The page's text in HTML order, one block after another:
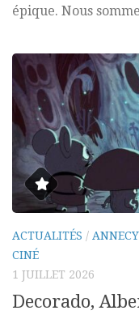
épique. Nous
ACTUALITÉS / ANNECY
CINÉ
1 JUILLET 2026
Decorado,